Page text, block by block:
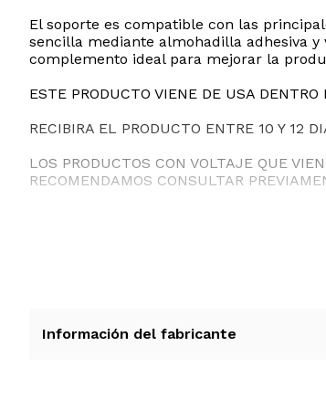
El soporte es compatible con las
sencilla mediante almohadilla adhesiva
complemento ideal para mejorar la
ESTE PRODUCTO VIENE DE USA
RECIBIRA EL PRODUCTO ENTRE 10 Y 12
LOS PRODUCTOS CON VOLTAJE QUE
RECOMENDAMOS CONSULTAR
Información del fabricante